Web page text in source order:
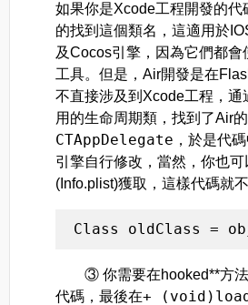
如果你是Xcode工程開發的代
的找到這個類名，這適用於
及Cocos引擎，因為它們都會
工具。但是，Air開發是在
不直接涉及到Xcode工程，通
用的生命周期類，找到了Air
CTAppDelegate ，於是代
引擎自行修改，當然，你也
(Info.plist)獲取，這樣代碼就
Class oldClass =
③ 你需要在hooked**方
代碼，最後在+